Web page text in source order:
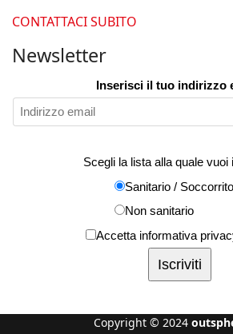
CONTATTACI SUBITO
Newsletter
Inserisci il tuo indirizzo
Scegli la lista alla quale vuoi
Sanitario /
Non sanitario
Accetta informativa
Copyright © 2024